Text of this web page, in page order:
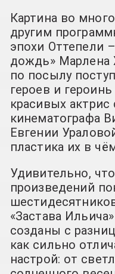
Картина во
другим
эпохи Оттепели
дождь» Марлена
по посылу
героев и
красивых актрис
кинематографа
Евгении
пластика их в
Удивительно,
произведений
«Застава
созданы с
как сильно
настрой: от